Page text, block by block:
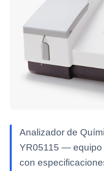
Analizador de
YR05115 — equipo
con